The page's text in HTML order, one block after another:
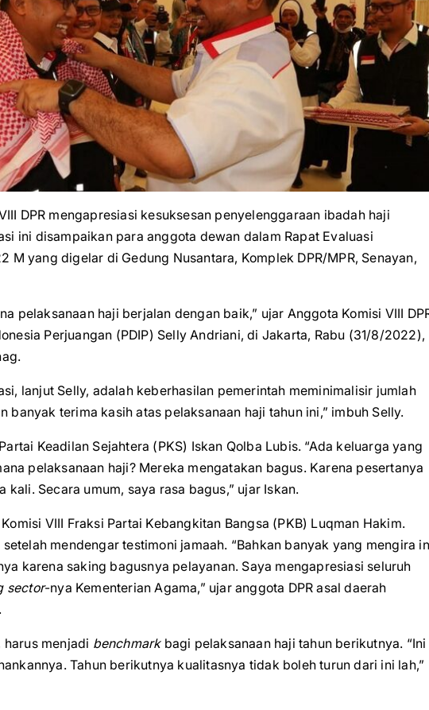
DPR mengapresiasi kesuksesan penyelenggaraan ibadah haji
ini disampaikan para anggota dewan dalam Rapat Evaluasi
M yang digelar di Gedung Nusantara, Komplek DPR/MPR, Senayan,
pelaksanaan haji berjalan dengan baik,” ujar Anggota Komisi VIII
Perjuangan (PDIP) Selly Andriani, di Jakarta, Rabu (31/8/2022),
lanjut Selly, adalah keberhasilan pemerintah meminimalisir jumlah
banyak terima kasih atas pelaksanaan haji tahun ini,” imbuh Selly.
Keadilan Sejahtera (PKS) Iskan Qolba Lubis. “Ada keluarga yang
pelaksanaan haji? Mereka mengatakan bagus. Karena pesertanya
kali. Secara umum, saya rasa bagus,” ujar Iskan.
VIII Fraksi Partai Kebangkitan Bangsa (PKB) Luqman Hakim.
mendengar testimoni jamaah. “Bahkan banyak yang mengira
karena saking bagusnya pelayanan. Saya mengapresiasi seluruh
sector-nya Kementerian Agama,” ujar anggota DPR asal daerah
harus menjadi benchmarkbagi pelaksanaan haji tahun berikutnya. “Ini
Tahun berikutnya kualitasnya tidak boleh turun dari ini lah,”